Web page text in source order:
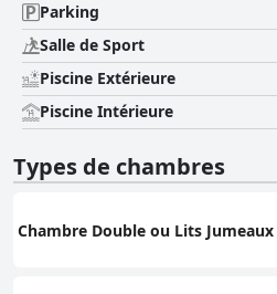
Parking
Salle de Sport
Piscine Extérieure
Piscine Intérieure
Types de chambres
Chambre Double ou Lits